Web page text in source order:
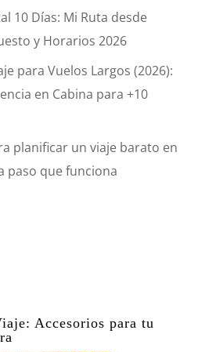
10 Días: Mi Ruta desde
y Horarios 2026
para Vuelos Largos (2026):
en Cabina para +10
planificar un viaje barato en
paso que funciona
Accesorios para tu